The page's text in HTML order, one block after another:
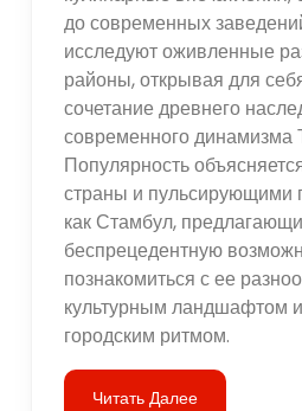
до современных
исследуют оживленные
районы, открывая для
сочетание древнего
современного динамизма
Популярность
страны и пульсирующими
как Стамбул,
беспрецедентную
познакомиться с ее
культурным ландшафтом
городским ритмом.
Читать Далее